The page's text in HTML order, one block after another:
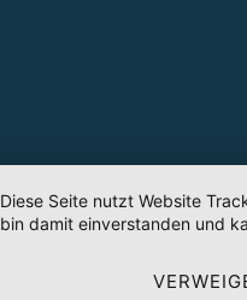
Diese Seite nutzt Website
bin damit einverstanden und